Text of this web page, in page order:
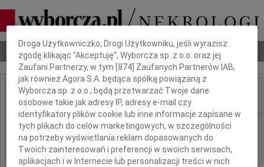
Nekrologi Odeszli Poradnik pogrzebowy
IMIĘ I NAZWISKO:
REGION: Częstochowa
DATA EMISJI: 01.09.2016
Dbamy o Twoją prywatność
Droga Użytkowniczko, Drogi Użytkowniku, jeśli wyrazisz
zgodę klikając "Akceptuję", Wyborcza sp. z o.o. oraz jej
Zaufani Partnerzy, w tym [874 ] Zaufanych Partnerów IAB,
jak również Agora S.A. będąca spółką powiązaną z
Wyborcza sp. z o.o., będą przetwarzać Twoje dane
osobowe takie jak adresy IP, adresy e-mail czy
identyfikatory plików cookie lub inne informacje zapisane w
tych plikach do celów marketingowych, w szczególności
na potrzeby wyświetlania reklam dopasowanych do
Twoich zainteresowań i preferencji w swoich serwisach,
aplikacjach i w Internecie lub personalizacji treści w nich